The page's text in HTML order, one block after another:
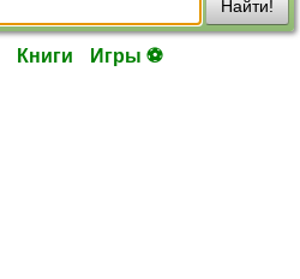
Найти!
Книги Игры ⚽